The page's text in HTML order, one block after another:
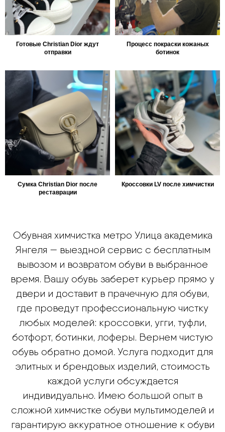
Готовые Christian Dior ждут
отправки
Процесс покраски кожаных
ботинок
Сумка Christian Dior после
реставрации
Кроссовки LV после химчистки
Обувная химчистка метро Улица академика
Янгеля — выездной сервис с бесплатным
вывозом и возвратом обуви в выбранное
время. Вашу обувь заберет курьер прямо у
двери и доставит в прачечную для обуви,
где проведут профессиональную чистку
любых моделей: кроссовки, угги, туфли,
ботфорт, ботинки, лоферы. Вернем чистую
обувь обратно домой. Услуга подходит для
элитных и брендовых изделий, стоимость
каждой услуги обсуждается
индивидуально. Имею большой опыт в
сложной химчистке обуви мультимоделей и
гарантирую аккуратное отношение к обуви